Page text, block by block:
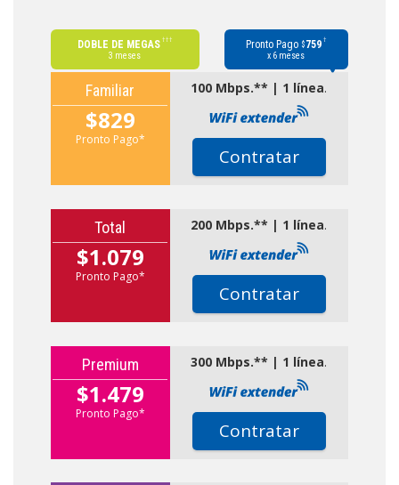
DOBLE DE MEGAS †††
3 meses
Pronto Pago $ 759 †
x 6 meses
Familiar
$829
Pronto Pago*
100 Mbps.** | 1 línea.
Contratar
Total
$1.079
Pronto Pago*
200 Mbps.** | 1 línea.
Contratar
Premium
$1.479
Pronto Pago*
300 Mbps.** | 1 línea.
Contratar